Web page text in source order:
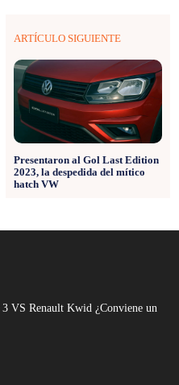
ARTÍCULO SIGUIENTE
Presentaron al Gol Last Edition
2023, la despedida del mítico
hatch VW
VS Renault Kwid ¿Conviene un